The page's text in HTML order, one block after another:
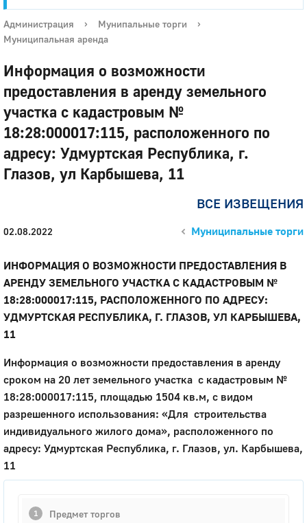
Администрация › Мунипальные торги
›
Муниципальная аренда
Информация о возможности
предоставления в аренду земельного
участка с кадастровым №
18:28:000017:115, расположенного по
адресу: Удмуртская Республика, г.
Глазов, ул Карбышева, 11
ВСЕ ИЗВЕЩЕНИЯ
02.08.2022 Муниципальные торги
ИНФОРМАЦИЯ О ВОЗМОЖНОСТИ ПРЕДОСТАВЛЕНИЯ В
АРЕНДУ ЗЕМЕЛЬНОГО УЧАСТКА С КАДАСТРОВЫМ №
18:28:000017:115, РАСПОЛОЖЕННОГО ПО АДРЕСУ:
УДМУРТСКАЯ РЕСПУБЛИКА, Г. ГЛАЗОВ, УЛ КАРБЫШЕВА,
11
Информация о возможности предоставления в аренду
сроком на 20 лет земельного участка с кадастровым №
18:28:000017:115, площадью 1504 кв.м, с видом
разрешенного использования: «Для строительства
индивидуального жилого дома», расположенного по
адресу: Удмуртская Республика, г. Глазов, ул. Карбышева,
11
Предмет торгов